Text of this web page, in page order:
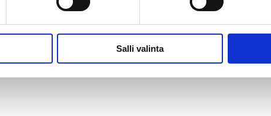
Salli valinta